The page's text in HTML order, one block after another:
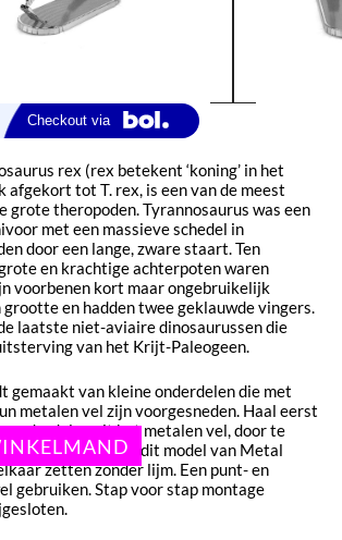
rex (rex betekent ‘koning’ in het
afgekort tot T. rex, is een van de meest
grote theropoden. Tyrannosaurus was een
met een massieve schedel in
door een lange, zware staart. Ten
en krachtige achterpoten waren
voorbenen kort maar ongebruikelijk
en hadden twee geklauwde vingers.
laatste niet-aviaire dinosaurussen die
van het Krijt-Paleogeen.
gemaakt van kleine onderdelen die met
metalen vel zijn voorgesneden. Haal eerst
onderdelen uit het metalen vel, door te
te plooien. Je kan dit model van Metal
zetten zonder lijm. Een punt- en
gebruiken. Stap voor stap montage